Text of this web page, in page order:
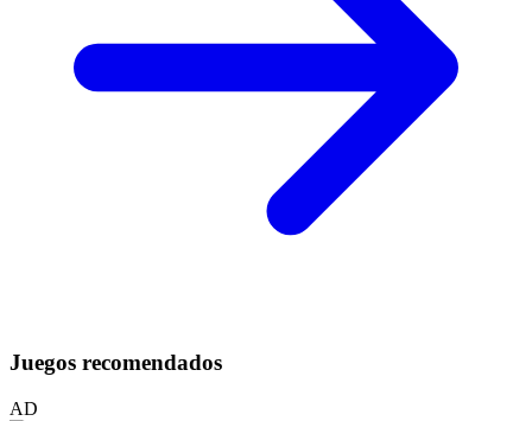
Juegos recomendados
AD